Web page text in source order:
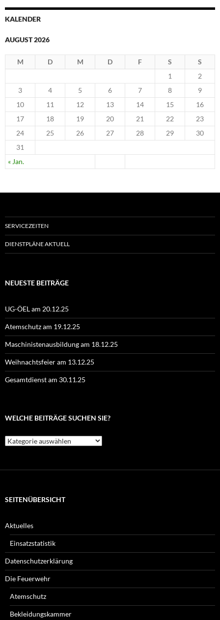
KALENDER
AUGUST 2026
M D M D F S S
« Jan.
1
2
3
4 5 6 7 8
9
10
11 12 13 14 15
16
17
18 19 20 21 22
23
24
25 26 27 28 29
30
31
SERVICEZEITEN
DIENSTPLÄNE AKTUELL
NEUESTE BEITRÄGE
UG-ÖEL am 20.12.25
Atemschutz am 19.12.25
Maschinistenausbildung am 18.12.25
Weihnachtsfeier am 13.12.25
Gesamtdienst am 30.11.25
WELCHE BEITRÄGE SUCHEN SIE?
Welche
Beiträge
SEITENÜBERSICHT
Aktuelles
Einsatzstatistik
Datenschutzerklärung
Die Feuerwehr
Atemschutz
Bekleidungskammer